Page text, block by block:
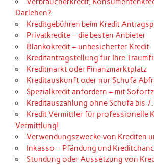
Darlehen?
Kreditgebühren beim Kredit
Privatkredite – die besten Anbieter
Blankokredit – unbesicherter Kredit
Kreditantragstellung für Ihre
Kreditmarkt oder Finanzmarktplatz
Kreditauskunft oder nur Schufa
Spezialkredit anfordern – mit
Kreditauszahlung ohne Schufa bis
Kredit Vermittler für professionelle
Vermittlung!
Verwendungszwecke von Krediten
Inkasso – Pfändung und
Stundung oder Aussetzung von